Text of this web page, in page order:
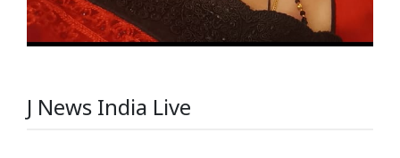
J News India Live